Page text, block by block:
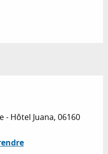
- Hôtel Juana, 06160